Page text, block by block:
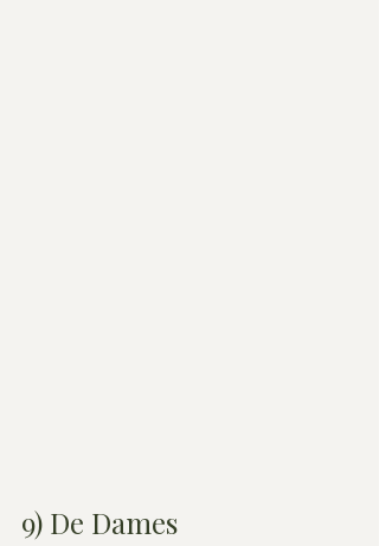
9) De Dames